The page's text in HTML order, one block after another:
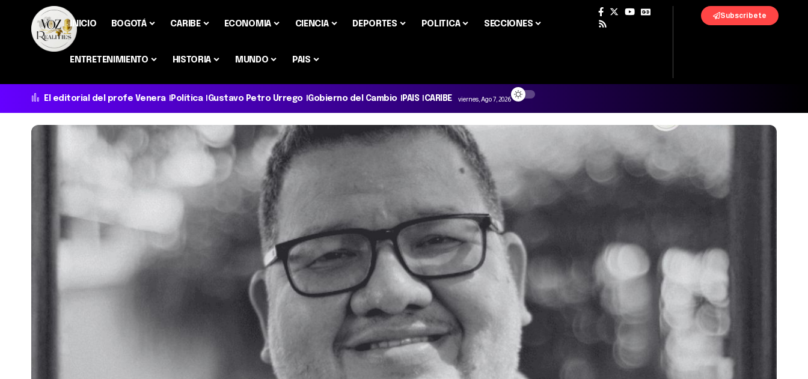
INICIO BOGOTÁ CARIBE ECONOMIA CIENCIA DEPORTES POLITICA SECCIONES
ENTRETENIMIENTO HISTORIA MUNDO PAIS
Subscribete
El editorial del profe Venera Política Gustavo Petro Urrego Gobierno del Cambio PAIS CARIBE viernes, Ago 7, 2026